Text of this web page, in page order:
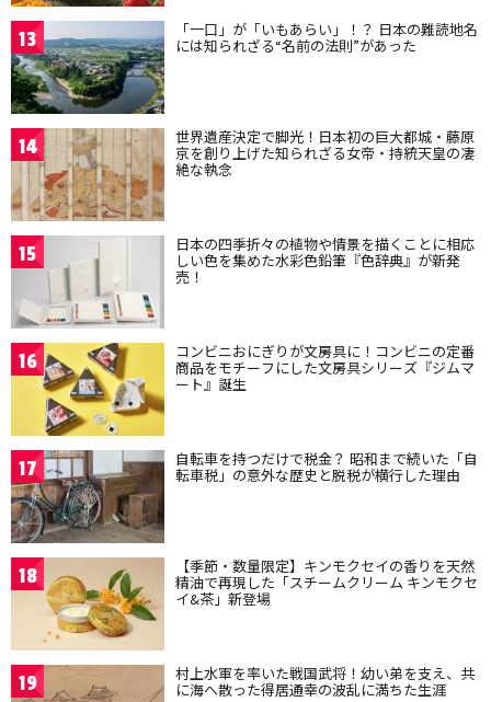
13 「一口」が「いもあらい」！？ 日本の難読地名
には知られざる“名前の法則”があった
14 世界遺産決定で脚光！日本初の巨大都城・藤原
京を創り上げた知られざる女帝・持統天皇の凄
絶な執念
15 日本の四季折々の植物や情景を描くことに相応
しい色を集めた水彩色鉛筆『色辞典』が新発
売！
16 コンビニおにぎりが文房具に！コンビニの定番
商品をモチーフにした文房具シリーズ『ジムマ
ート』誕生
17 自転車を持つだけで税金？ 昭和まで続いた「自
転車税」の意外な歴史と脱税が横行した理由
18 【季節・数量限定】キンモクセイの香りを天然
精油で再現した「スチームクリーム キンモクセ
イ&茶」新登場
19 村上水軍を率いた戦国武将！幼い弟を支え、共
に海へ散った得居通幸の波乱に満ちた生涯